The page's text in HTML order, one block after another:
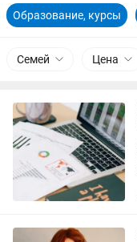
Образование, курсы
Семей Цена